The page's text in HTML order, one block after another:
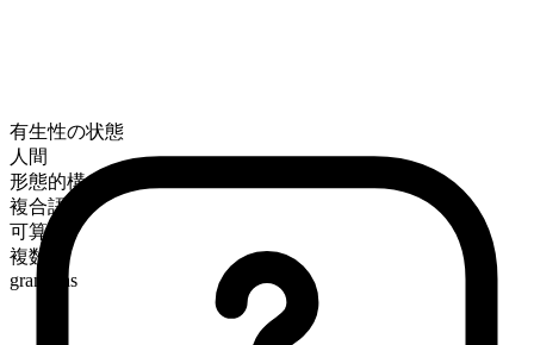
有生性の状態
人間
形態的構成
複合語
可算
複数形
grandpas